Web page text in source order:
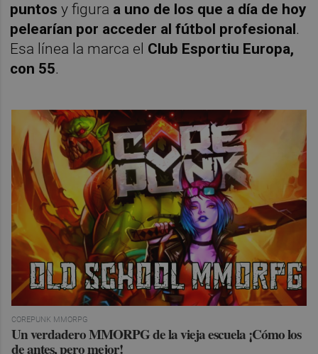
puntos y figura a uno de los que a día de hoy
pelearían por acceder al fútbol profesional.
Esa línea la marca el Club Esportiu Europa,
con 55.
COREPUNK MMORPG
Un verdadero MMORPG de la vieja escuela ¡Cómo los
de antes, pero mejor!